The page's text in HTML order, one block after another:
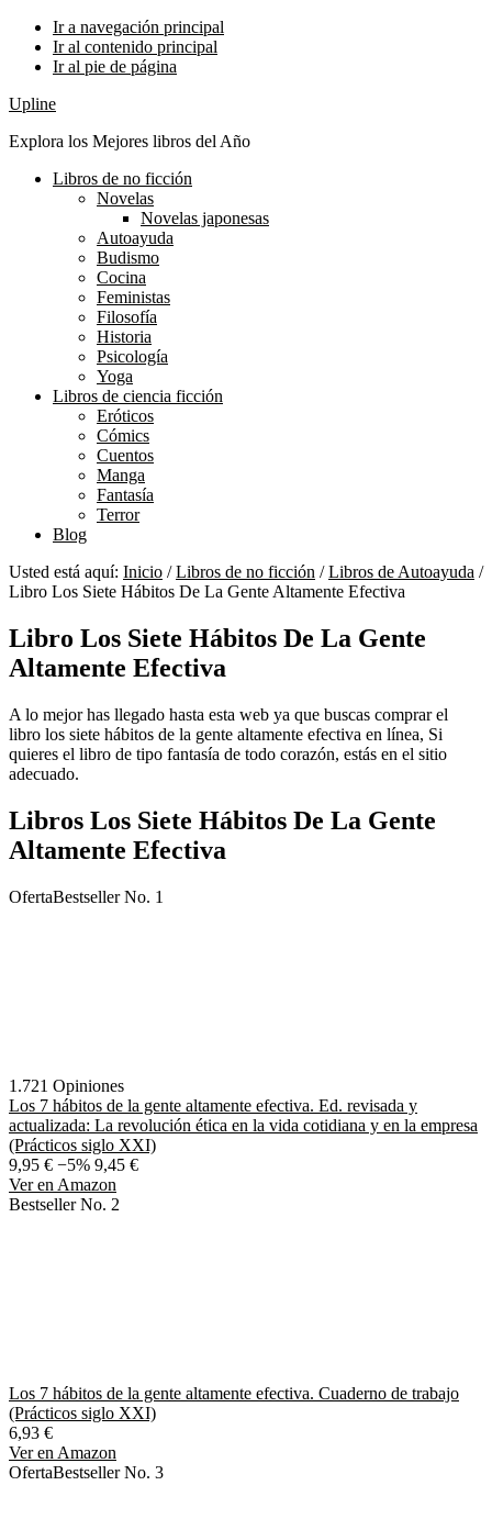
Ir a navegación principal
Ir al contenido principal
Ir al pie de página
Upline
Explora los Mejores libros del Año
Libros de no ficción
Novelas
Novelas japonesas
Autoayuda
Budismo
Cocina
Feministas
Filosofía
Historia
Psicología
Yoga
Libros de ciencia ficción
Eróticos
Cómics
Cuentos
Manga
Fantasía
Terror
Blog
Usted está aquí: Inicio / Libros de no ficción / Libros de Autoayuda /
Libro Los Siete Hábitos De La Gente Altamente Efectiva
Libro Los Siete Hábitos De La Gente
Altamente Efectiva
A lo mejor has llegado hasta esta web ya que buscas comprar el
libro los siete hábitos de la gente altamente efectiva en línea, Si
quieres el libro de tipo fantasía de todo corazón, estás en el sitio
adecuado.
Libros Los Siete Hábitos De La Gente
Altamente Efectiva
OfertaBestseller No. 1
1.721 Opiniones
Los 7 hábitos de la gente altamente efectiva. Ed. revisada y
actualizada: La revolución ética en la vida cotidiana y en la empresa
(Prácticos siglo XXI)
9,95 € −5% 9,45 €
Ver en Amazon
Bestseller No. 2
Los 7 hábitos de la gente altamente efectiva. Cuaderno de trabajo
(Prácticos siglo XXI)
6,93 €
Ver en Amazon
OfertaBestseller No. 3